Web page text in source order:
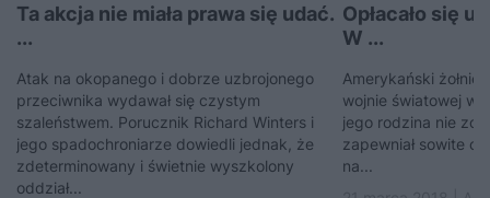
Ta akcja nie miała prawa się udać.
...
Atak na okopanego i dobrze uzbrojonego
przeciwnika wydawał się czystym
szaleństwem. Porucznik Richard Winters i
jego spadochroniarze dowiedli jednak, że
zdeterminowany i świetnie wyszkolony
oddział...
Opłacało się
W ...
Amerykański
wojnie światowej
jego rodzina nie
zapewniał sowite
na...